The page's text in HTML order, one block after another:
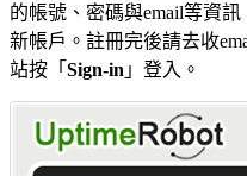
的帳號、密碼與email等資訊
新帳戶。註冊完後請去收
站按「 Sign-in 」登入。